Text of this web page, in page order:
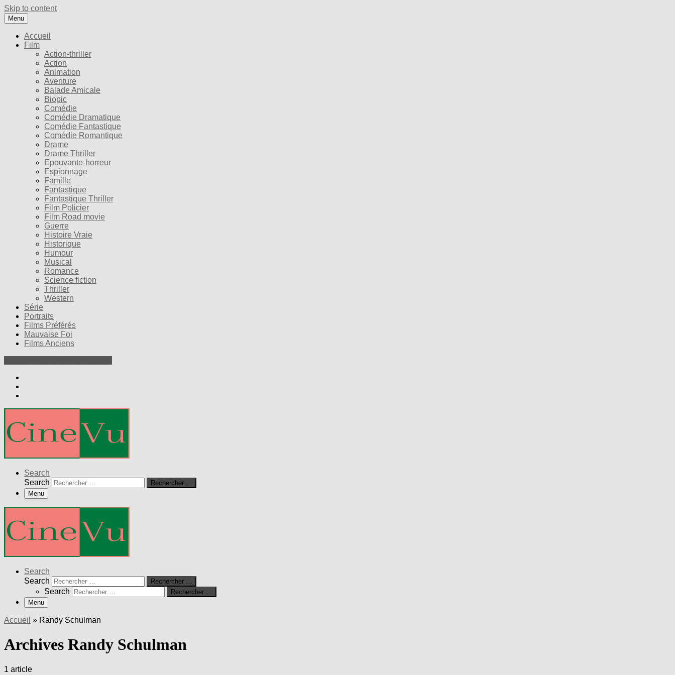
Skip to content
Menu
Accueil
Film
Action-thriller
Action
Animation
Aventure
Balade Amicale
Biopic
Comédie
Comédie Dramatique
Comédie Fantastique
Comédie Romantique
Drame
Drame Thriller
Epouvante-horreur
Espionnage
Famille
Fantastique
Fantastique Thriller
Film Policier
Film Road movie
Guerre
Histoire Vraie
Historique
Humour
Musical
Romance
Science fiction
Thriller
Western
Série
Portraits
Films Préférés
Mauvaise Foi
Films Anciens
Search
Search
Rechercher …
Menu
Search
Search
Rechercher …
Search
Rechercher …
Menu
Accueil » Randy Schulman
Archives Randy Schulman
1 article